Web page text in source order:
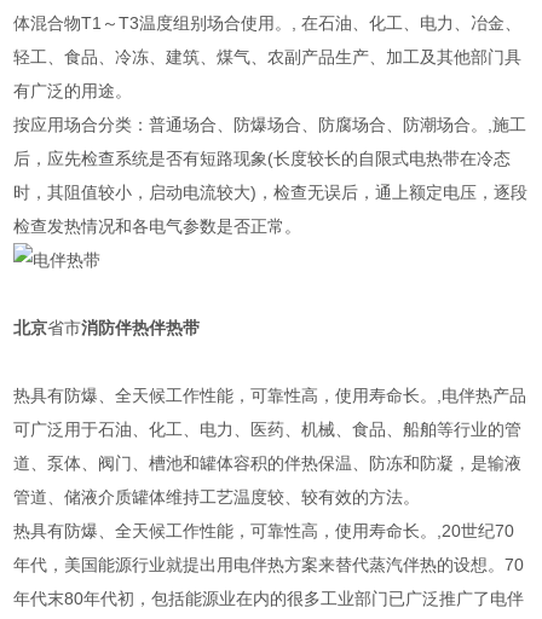
体混合物T1～T3温度组别场合使用。, 在石油、化工、电力、冶金、
轻工、食品、冷冻、建筑、煤气、农副产品生产、加工及其他部门具
有广泛的用途。
按应用场合分类：普通场合、防爆场合、防腐场合、防潮场合。,施工
后，应先检查系统是否有短路现象(长度较长的自限式电热带在冷态
时，其阻值较小，启动电流较大)，检查无误后，通上额定电压，逐段
检查发热情况和各电气参数是否正常。
北京省市消防伴热伴热带
热具有防爆、全天候工作性能，可靠性高，使用寿命长。,电伴热产品
可广泛用于石油、化工、电力、医药、机械、食品、船舶等行业的管
道、泵体、阀门、槽池和罐体容积的伴热保温、防冻和防凝，是输液
管道、储液介质罐体维持工艺温度较、较有效的方法。
热具有防爆、全天候工作性能，可靠性高，使用寿命长。,20世纪70
年代，美国能源行业就提出用电伴热方案来替代蒸汽伴热的设想。70
年代末80年代初，包括能源业在内的很多工业部门已广泛推广了电伴